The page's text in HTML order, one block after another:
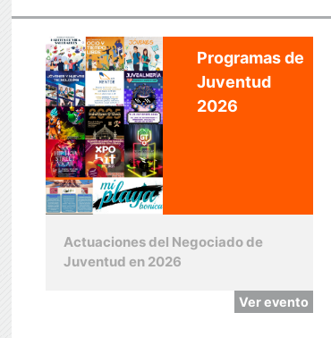
Programas de
Juventud
2026
Actuaciones del Negociado de
Juventud en 2026
Ver evento